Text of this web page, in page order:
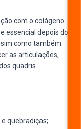
com o colágeno
essencial depois dos
como também
as articulações,
quadris.
quebradiças;